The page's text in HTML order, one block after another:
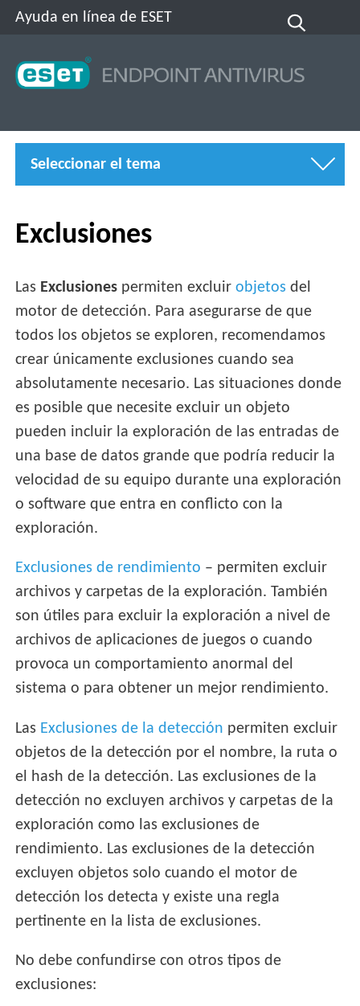
Ayuda en línea de ESET
Seleccionar el tema
Exclusiones
Las Exclusiones permiten excluirobjetos del
motor de detección. Para asegurarse de que
todos los objetos se exploren, recomendamos
crear únicamente exclusiones cuando sea
absolutamente necesario. Las situaciones donde
es posible que necesite excluir un objeto
pueden incluir la exploración de las entradas de
una base de datos grande que podría reducir la
velocidad de su equipo durante una exploración
o software que entra en conflicto con la
exploración.
Exclusiones de rendimiento – permiten excluir
archivos y carpetas de la exploración. También
son útiles para excluir la exploración a nivel de
archivos de aplicaciones de juegos o cuando
provoca un comportamiento anormal del
sistema o para obtener un mejor rendimiento.
Las Exclusiones de la detección permiten excluir
objetos de la detección por el nombre, la ruta o
el hash de la detección. Las exclusiones de la
detección no excluyen archivos y carpetas de la
exploración como las exclusiones de
rendimiento. Las exclusiones de la detección
excluyen objetos solo cuando el motor de
detección los detecta y existe una regla
pertinente en la lista de exclusiones.
No debe confundirse con otros tipos de
exclusiones: